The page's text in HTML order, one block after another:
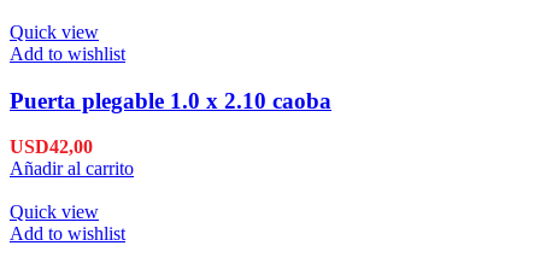
Quick view
Add to wishlist
Puerta plegable 1.0 x 2.10 caoba
USD42,00
Añadir al carrito
Quick view
Add to wishlist